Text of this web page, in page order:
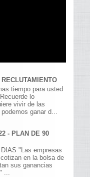
tiempo para usted
lo
vivir de las
ganar d...
- PLAN DE 90
"Las empresas
en la bolsa de
sus ganancias
...